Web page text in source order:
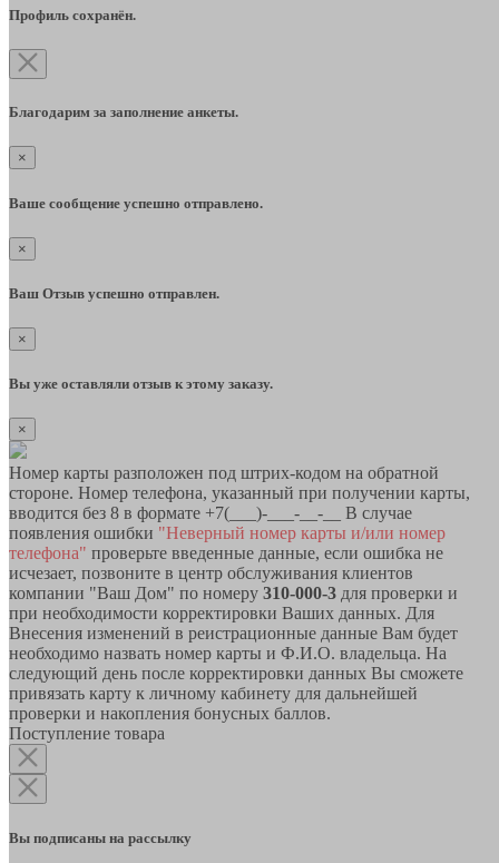
Профиль сохранён.
Благодарим за заполнение анкеты.
×
Ваше сообщение успешно отправлено.
×
Ваш Отзыв успешно отправлен.
×
Вы уже оставляли отзыв к этому заказу.
×
Номер карты разположен под штрих-кодом на обратной
стороне. Номер телефона, указанный при получении карты,
вводится без 8 в формате +7(___)-___-__-__ В случае
появления ошибки "Неверный номер карты и/или номер
телефона" проверьте введенные данные, если ошибка не
исчезает, позвоните в центр обслуживания клиентов
компании "Ваш Дом" по номеру 310-000-3 для проверки и
при необходимости корректировки Ваших данных. Для
Внесения изменений в реистрационные данные Вам будет
необходимо назвать номер карты и Ф.И.О. владельца. На
следующий день после корректировки данных Вы сможете
привязать карту к личному кабинету для дальнейшей
проверки и накопления бонусных баллов.
Поступление товара
Вы подписаны на рассылку